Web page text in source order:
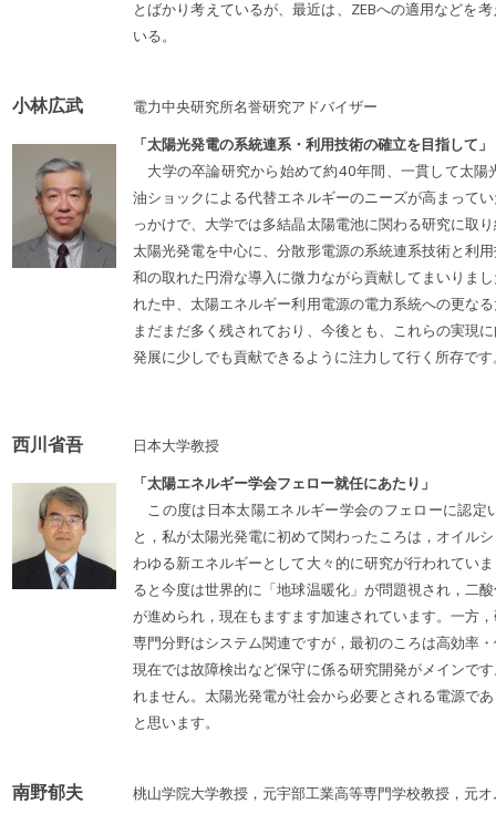
とばかり考えているが、最近は、ZEBへの適用などを
いる。
小林広武
電力中央研究所名誉研究アドバイザー
「太陽光発電の系統連系・利用技術の確立を目指して」
大学の卒論研究から始めて約40年間、一貫して太
油ショックによる代替エネルギーのニーズが高まって
っかけで、大学では多結晶太陽電池に関わる研究に取
太陽光発電を中心に、分散形電源の系統連系技術と利
和の取れた円滑な導入に微力ながら貢献してまいりま
れた中、太陽エネルギー利用電源の電力系統への更な
まだまだ多く残されており、今後とも、これらの実現
発展に少しでも貢献できるように注力して行く所存です
西川省吾
日本大学教授
「太陽エネルギー学会フェロー就任にあたり」
この度は日本太陽エネルギー学会のフェローに認定
と，私が太陽光発電に初めて関わったころは，オイル
わゆる新エネルギーとして大々的に研究が行われてい
ると今度は世界的に「地球温暖化」が問題視され，二
が進められ，現在もますます加速されています。一方
専門分野はシステム関連ですが，最初のころは高効率
現在では故障検出など保守に係る研究開発がメインで
れません。太陽光発電が社会から必要とされる電源で
と思います。
南野郁夫
桃山学院大学教授，元宇部工業高等専門学校教授，元